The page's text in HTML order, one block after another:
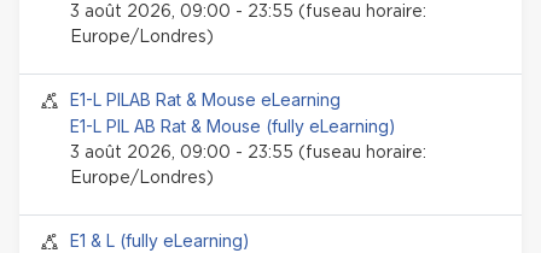
3 août 2026, 09:00 - 23:55 (fuseau horaire:
Europe/Londres)
Session Face-to-face
E1-L PILAB Rat & Mouse eLearning
E1-L PIL AB Rat & Mouse (fully eLearning)
3 août 2026, 09:00 - 23:55 (fuseau horaire:
Europe/Londres)
Session Face-to-face
E1 & L (fully eLearning)